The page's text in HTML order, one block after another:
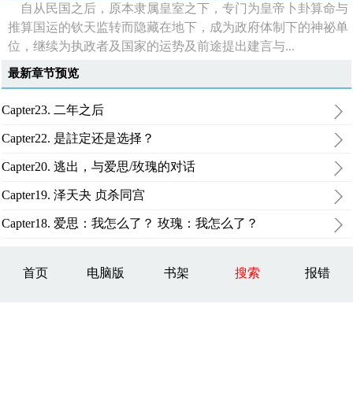
自从民国之后，原本隶属皇室之下，专门为皇帝卜卦算命与
推算国运的钦天监转而隐藏在地下，成为政府体制下的神祕单
位，继续为执政者及国家的运势及前途提出建言与...
最新章节预览
Capter23. 二年之后
Capter22. 是註定还是选择？
Capter20. 逃出，与爱思/玫瑰的对话
Capter19. 泽天夬 贞杀同宫
Capter18. 爱思：我怎么了？ 玫瑰：我怎么了？
首页 电脑版 书架 搜索 报错